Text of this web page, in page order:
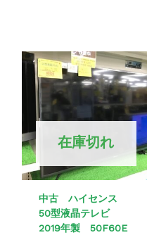
在庫切れ
中古 ハイセンス
50型液晶テレビ
2019年製 50F60E